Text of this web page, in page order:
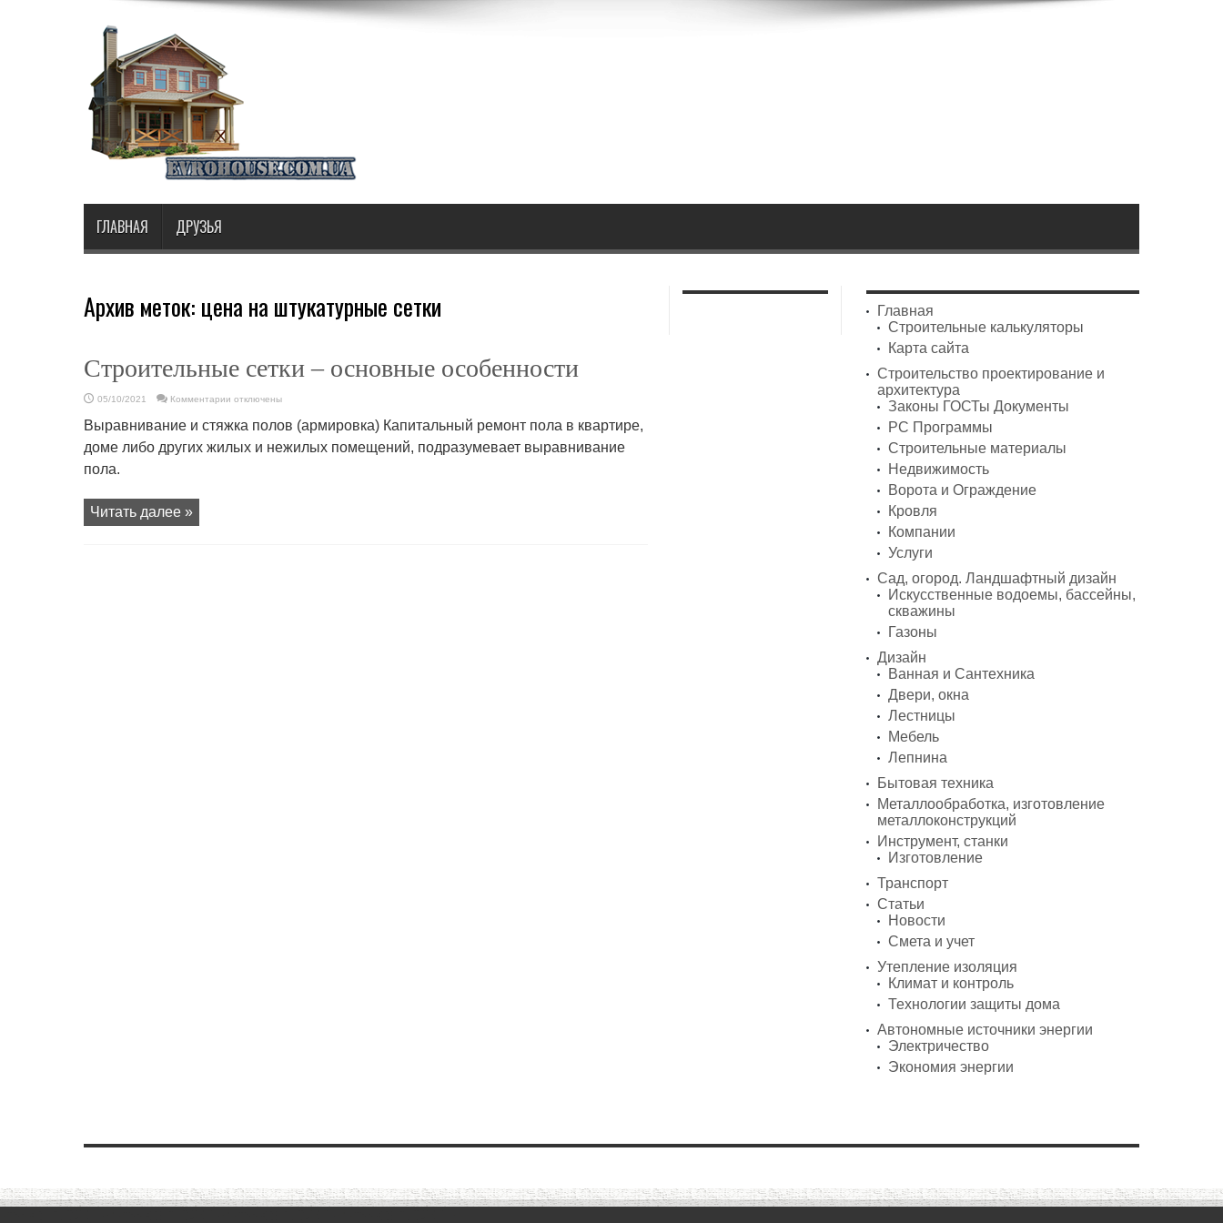
ГЛАВНАЯ ДРУЗЬЯ
Архив меток: цена на штукатурные сетки
Строительные сетки – основные особенности
05/10/2021 Комментарии
сетки
основные
отключены
Выравнивание и стяжка полов (армировка) Капитальный ремонт пола в квартире,
доме либо других жилых и нежилых помещений, подразумевает выравнивание
пола.
Читать далее »
Главная
Строительные калькуляторы
Карта сайта
Строительство проектирование и
архитектура
Законы ГОСТы Документы
PC Программы
Строительные материалы
Недвижимость
Ворота и Ограждение
Кровля
Компании
Услуги
Сад, огород. Ландшафтный дизайн
Искусственные водоемы, бассейны,
скважины
Газоны
Дизайн
Ванная и Сантехника
Двери, окна
Лестницы
Мебель
Лепнина
Бытовая техника
Металлообработка, изготовление
металлоконструкций
Инструмент, станки
Изготовление
Транспорт
Статьи
Новости
Смета и учет
Утепление изоляция
Климат и контроль
Технологии защиты дома
Автономные источники энергии
Электричество
Экономия энергии